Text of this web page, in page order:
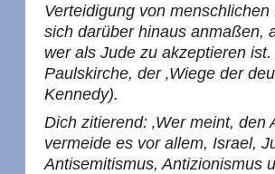
Verteidigung von
sich darüber hinaus anmaßen,
wer als Jude zu akzeptieren
Paulskirche, der ‚Wiege der
Kennedy).
Dich zitierend: ‚Wer meint,
vermeide es vor allem, Israel,
Antisemitismus, Antizionismus